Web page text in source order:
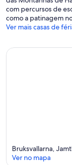
com percursos de
como a patinagem
Ver mais casas de
Bruksvallarna,
Ver no mapa